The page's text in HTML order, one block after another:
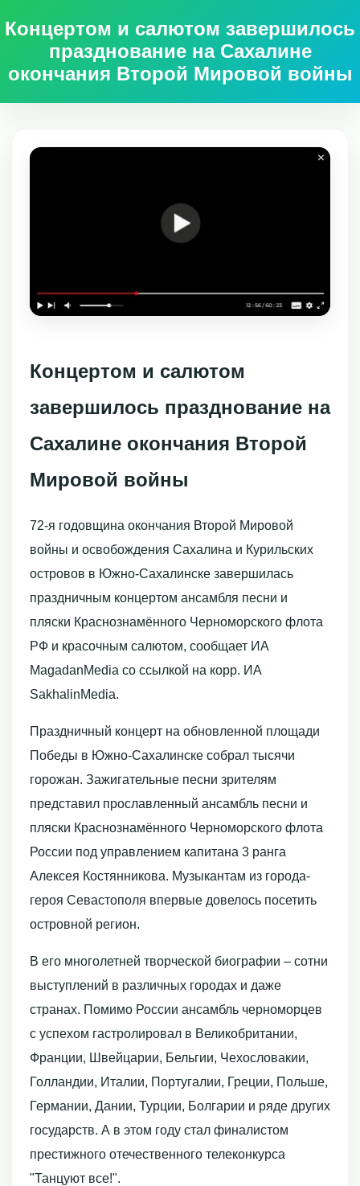
Концертом и салютом завершилось
празднование на Сахалине
окончания Второй Мировой войны
Концертом и салютом
завершилось празднование на
Сахалине окончания Второй
Мировой войны
72-я годовщина окончания Второй Мировой
войны и освобождения Сахалина и Курильских
островов в Южно-Сахалинске завершилась
праздничным концертом ансамбля песни и
пляски Краснознамённого Черноморского флота
РФ и красочным салютом, сообщает ИА
MagadanMedia со ссылкой на корр. ИА
SakhalinMedia.
Праздничный концерт на обновленной площади
Победы в Южно-Сахалинске собрал тысячи
горожан. Зажигательные песни зрителям
представил прославленный ансамбль песни и
пляски Краснознамённого Черноморского флота
России под управлением капитана 3 ранга
Алексея Костянникова. Музыкантам из города-
героя Севастополя впервые довелось посетить
островной регион.
В его многолетней творческой биографии – сотни
выступлений в различных городах и даже
странах. Помимо России ансамбль черноморцев
с успехом гастролировал в Великобритании,
Франции, Швейцарии, Бельгии, Чехословакии,
Голландии, Италии, Португалии, Греции, Польше,
Германии, Дании, Турции, Болгарии и ряде других
государств. А в этом году стал финалистом
престижного отечественного телеконкурса
"Танцуют все!".